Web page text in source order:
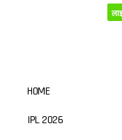
HOME
IPL 2026